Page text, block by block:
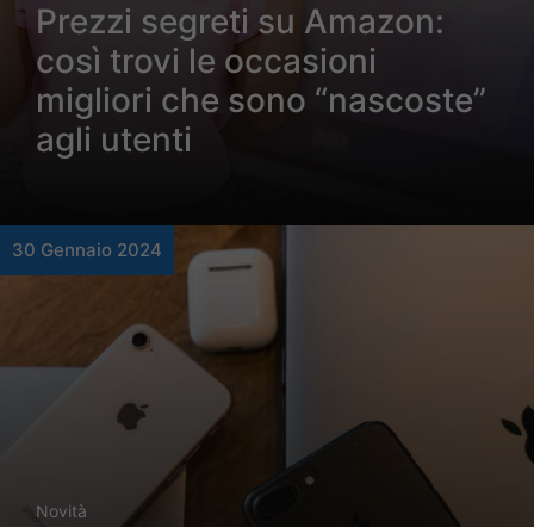
Prezzi segreti su Amazon:
così trovi le occasioni
migliori che sono “nascoste”
agli utenti
30 Gennaio 2024
Novità